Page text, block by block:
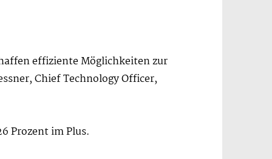
effiziente Möglichkeiten zur
Chief Technology Officer,
Prozent im Plus.